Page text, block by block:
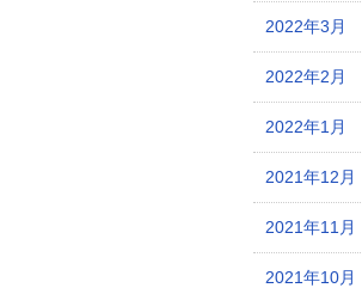
2022年3月
2022年2月
2022年1月
2021年12月
2021年11月
2021年10月